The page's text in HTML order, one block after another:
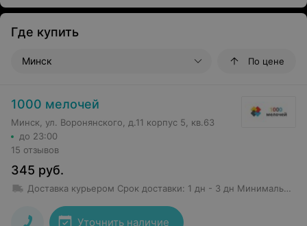
Где купить
Минск По цене
1000 мелочей
Минск, ул. Воронянского, д.11 корпус 5, кв.63
до 23:00
15 отзывов
345 руб.
Доставка курьером Срок доставки: 1 дн - 3 дн Минимальная сумма заказа: 50 руб.
Уточнить наличие